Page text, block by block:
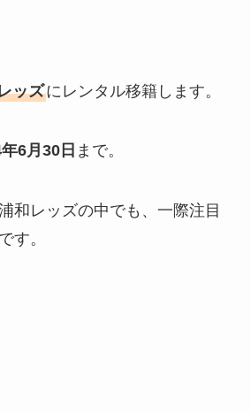
ッズにレンタル移籍します。
6月30日 まで。
和レッズの中でも、一際注目
す。